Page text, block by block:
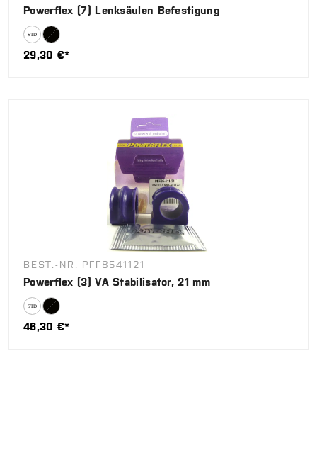
Powerflex (7) Lenksäulen Befestigung
29,30 €*
BEST.-NR. PFF8541121
Powerflex (3) VA Stabilisator, 21 mm
46,30 €*